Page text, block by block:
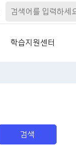
학습지원센터
교육문의
경력개발자료실